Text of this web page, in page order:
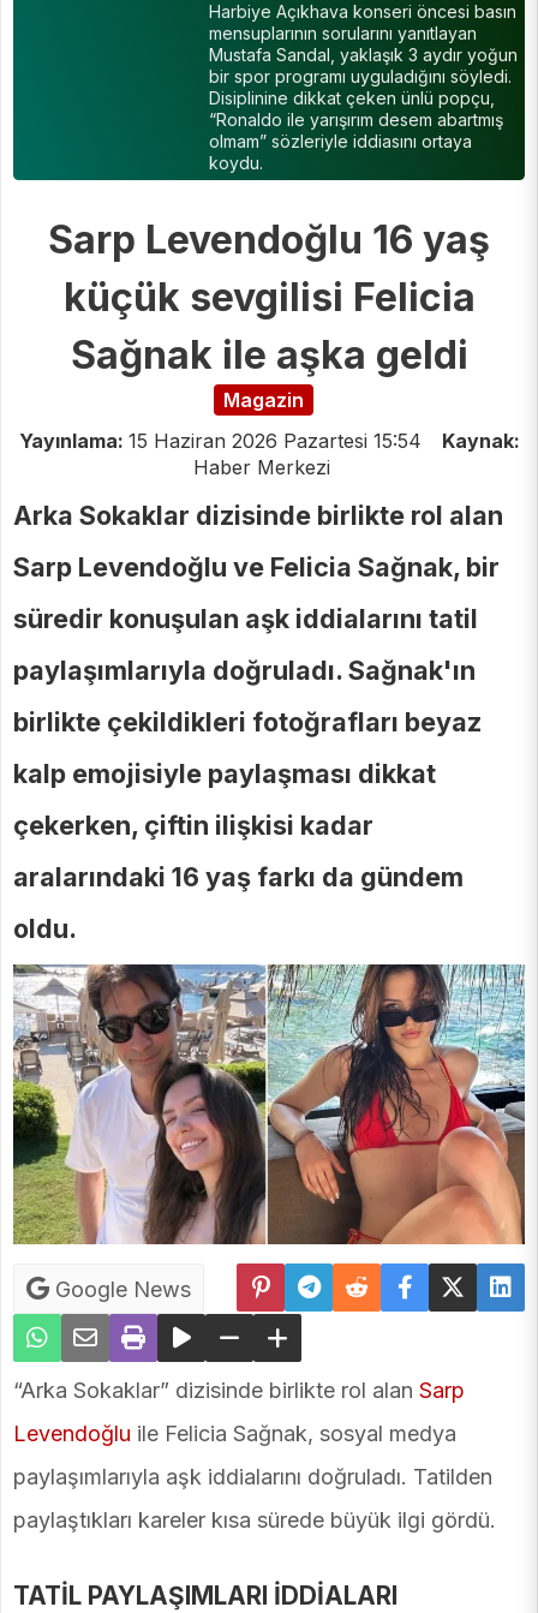
Harbiye Açıkhava konseri öncesi basın
mensuplarının sorularını yanıtlayan
Mustafa Sandal, yaklaşık 3 aydır yoğun
bir spor programı uyguladığını söyledi.
Disiplinine dikkat çeken ünlü popçu,
“Ronaldo ile yarışırım desem abartmış
olmam” sözleriyle iddiasını ortaya
koydu.
Sarp Levendoğlu 16 yaş
küçük sevgilisi Felicia
Sağnak ile aşka geldi
Magazin
Yayınlama: 15 Haziran 2026 Pazartesi 15:54
Kaynak:
Haber Merkezi
Arka Sokaklar dizisinde birlikte rol alan
Sarp Levendoğlu ve Felicia Sağnak, bir
süredir konuşulan aşk iddialarını tatil
paylaşımlarıyla doğruladı. Sağnak'ın
birlikte çekildikleri fotoğrafları beyaz
kalp emojisiyle paylaşması dikkat
çekerken, çiftin ilişkisi kadar
aralarındaki 16 yaş farkı da gündem
oldu.
Google News
“Arka Sokaklar” dizisinde birlikte rol alan Sarp
Levendoğlu ile Felicia Sağnak, sosyal medya
paylaşımlarıyla aşk iddialarını doğruladı. Tatilden
paylaştıkları kareler kısa sürede büyük ilgi gördü.
TATİL PAYLAŞIMLARI İDDİALARI